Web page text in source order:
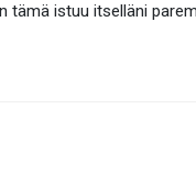
tämä istuu itselläni